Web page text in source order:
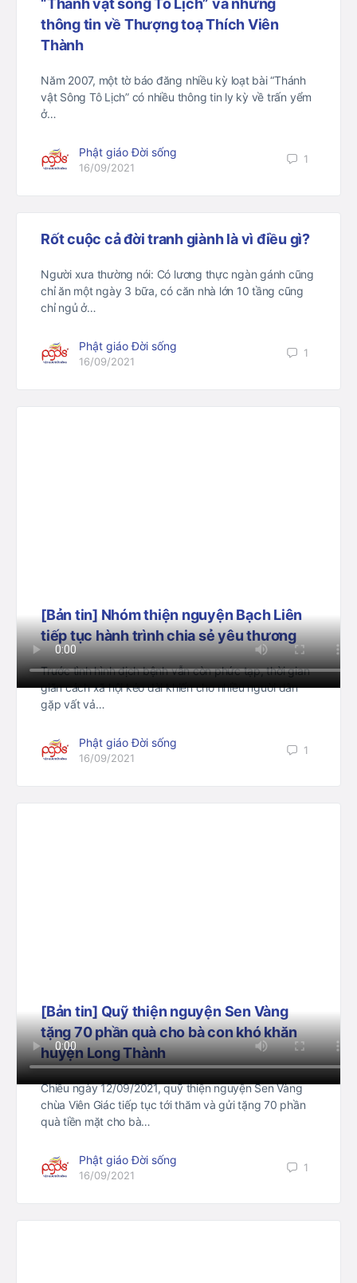
“Thánh vật sông Tô Lịch” và những
thông tin về Thượng toạ Thích Viên
Thành
Năm 2007, một tờ báo đăng nhiều kỳ loạt bài “Thánh
vật Sông Tô Lịch” có nhiều thông tin ly kỳ về trấn yểm
ở…
Phật giáo Đời sống
16/09/2021
1
Rốt cuộc cả đời tranh giành là vì điều gì?
Người xưa thường nói: Có lương thực ngàn gánh cũng
chỉ ăn một ngày 3 bữa, có căn nhà lớn 10 tầng cũng
chỉ ngủ ở…
Phật giáo Đời sống
16/09/2021
1
[Bản tin] Nhóm thiện nguyện Bạch Liên
tiếp tục hành trình chia sẻ yêu thương
Trước tình hình dịch bệnh vẫn còn phức tạp, thời gian
giãn cách xã hội kéo dài khiến cho nhiều người dân
gặp vất vả…
Phật giáo Đời sống
16/09/2021
1
[Bản tin] Quỹ thiện nguyện Sen Vàng
tặng 70 phần quà cho bà con khó khăn
huyện Long Thành
Chiều ngày 12/09/2021, quỹ thiện nguyện Sen Vàng
chùa Viên Giác tiếp tục tới thăm và gửi tặng 70 phần
quà tiền mặt cho bà…
Phật giáo Đời sống
16/09/2021
1